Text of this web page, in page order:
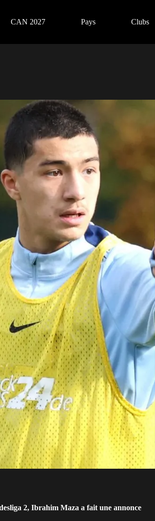
CAN 2027 Pays Clubs
2, Ibrahim Maza a fait une annonce